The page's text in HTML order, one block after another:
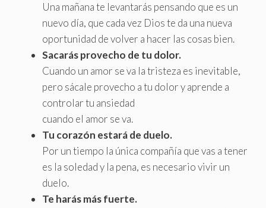
Una mañana te levantarás pensando que es un
nuevo día, que cada vez Dios te da una nueva
oportunidad de volver a hacer las cosas bien.
Sacarás provecho de tu dolor.
Cuando un amor se va la tristeza es inevitable,
pero sácale provecho a tu dolor y aprende a
controlar tu ansiedad
cuando el amor se va.
Tu corazón estará de duelo.
Por un tiempo la única compañía que vas a tener
es la soledad y la pena, es necesario vivir un
duelo.
Te harás más fuerte.